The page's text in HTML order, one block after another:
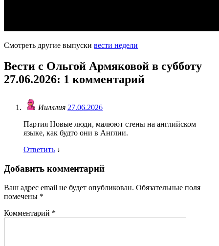
Смотреть другие выпуски вести недели
Вести с Ольгой Армяковой в субботу
27.06.2026: 1 комментарий
Иилллия 27.06.2026
Партия Новые люди, малюют стены на английском
языке, как будто они в Англии.
Ответить ↓
Добавить комментарий
Ваш адрес email не будет опубликован. Обязательные поля
помечены *
Комментарий *